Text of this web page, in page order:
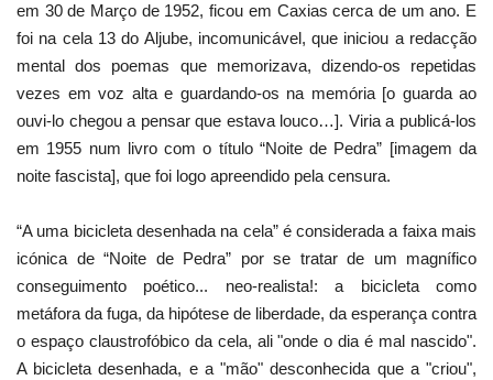
em 30 de Março de 1952, ficou em Caxias cerca de um ano. E
foi na cela 13 do Aljube, incomunicável, que iniciou a redacção
mental dos poemas que memorizava, dizendo-os repetidas
vezes em voz alta e guardando-os na memória [o guarda ao
ouvi-lo chegou a pensar que estava louco…]. Viria a publicá-los
em 1955 num livro com o título “Noite de Pedra” [imagem da
noite fascista], que foi logo apreendido pela censura.
“A uma bicicleta desenhada na cela” é considerada a faixa mais
icónica de “Noite de Pedra” por se tratar de um magnífico
conseguimento poético... neo-realista!: a bicicleta como
metáfora da fuga, da hipótese de liberdade, da esperança contra
o espaço claustrofóbico da cela, ali "onde o dia é mal nascido".
A bicicleta desenhada, e a "mão" desconhecida que a "criou",